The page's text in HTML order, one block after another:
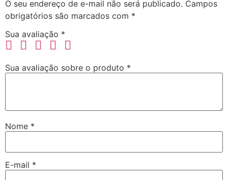
O seu endereço de e-mail não será publicado. Campos
obrigatórios são marcados com *
Sua avaliação *
Sua avaliação sobre o produto *
Nome *
E-mail *